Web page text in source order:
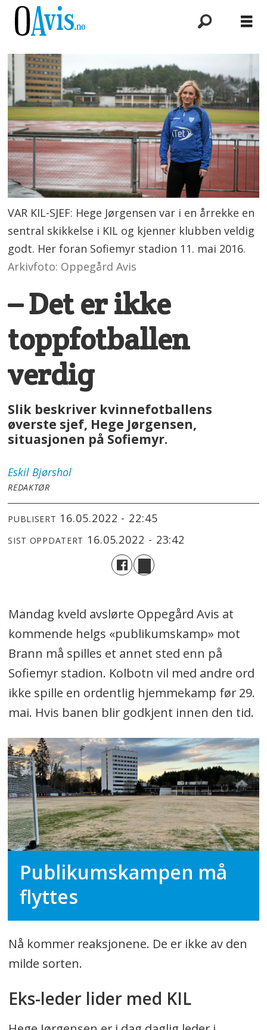
VAR KIL-SJEF: Hege Jørgensen var i en årrekke en
sentral skikkelse i KIL og kjenner klubben veldig
godt. Her foran Sofiemyr stadion 11. mai 2016.
Arkivfoto: Oppegård Avis
– Det er ikke
toppfotballen
verdig
Slik beskriver kvinnefotballens
øverste sjef, Hege Jørgensen,
situasjonen på Sofiemyr.
Eskil Bjørshol
REDAKTØR
PUBLISERT 16.05.2022 - 22:45
SIST OPPDATERT 16.05.2022 - 23:42
Mandag kveld avslørte Oppegård Avis at
kommende helgs «publikumskamp» mot
Brann må spilles et annet sted enn på
Sofiemyr stadion. Kolbotn vil med andre ord
ikke spille en ordentlig hjemmekamp før 29.
mai. Hvis banen blir godkjent innen den tid.
Publikumskampen må
flyttes
Nå kommer reaksjonene. De er ikke av den
milde sorten.
Eks-leder lider med KIL